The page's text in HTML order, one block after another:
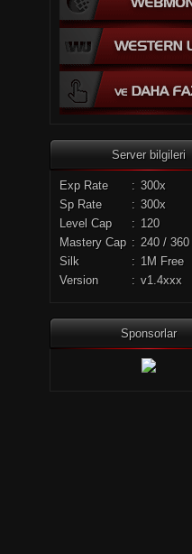
Server bilgileri
Exp Rate : 300x
Sp Rate
: 300x
Level Cap
: 120
Mastery Cap : 240 / 360
Silk
: 1M Free
Version
: v1.4xxx
Sponsorlar